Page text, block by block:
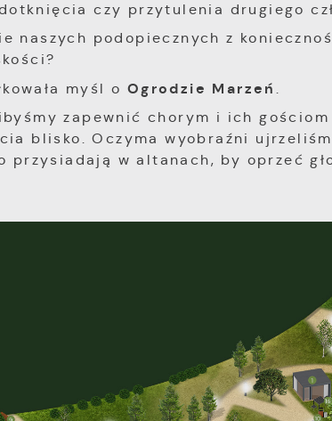
czy przytulenia drugiego
naszych podopiecznych z
myśl o Ogrodzie Marzeń
zapewnić chorym i ich gościom
blisko. Oczyma wyobraźni
w altanach, by oprzeć